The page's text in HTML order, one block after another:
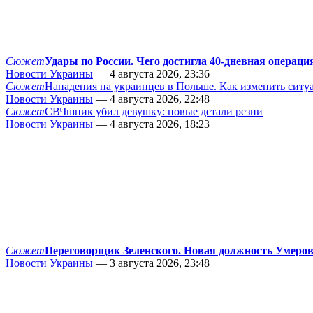
СюжетУдары по России. Чего достигла 40-дневная
Новости Украины — 4 августа 2026, 23:36
СюжетНападения на украинцев в Польше. Как изменить
Новости Украины — 4 августа 2026, 22:48
СюжетСВЧшник убил девушку: новые детали резни
Новости Украины — 4 августа 2026, 18:23
СюжетПереговорщик Зеленского. Новая должность
Новости Украины — 3 августа 2026, 23:48